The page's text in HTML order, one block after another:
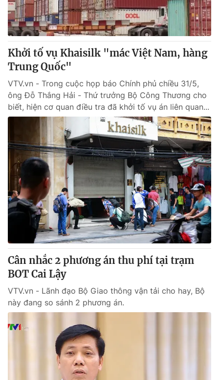
Khởi tố vụ Khaisilk "mác Việt Nam, hàng
Trung Quốc"
VTV.vn - Trong cuộc họp báo Chính phủ chiều 31/5,
ông Đỗ Thắng Hải - Thứ trưởng Bộ Công Thương cho
biết, hiện cơ quan điều tra đã khởi tố vụ án liên quan...
Cân nhắc 2 phương án thu phí tại trạm
BOT Cai Lậy
VTV.vn - Lãnh đạo Bộ Giao thông vận tải cho hay, Bộ
này đang so sánh 2 phương án.